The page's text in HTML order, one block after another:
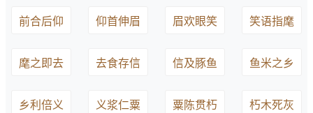
前合后仰 仰首伸眉 眉欢眼笑 笑语指麾
麾之即去 去食存信 信及豚鱼 鱼米之乡
乡利倍义 义浆仁粟 粟陈贯朽 朽木死灰